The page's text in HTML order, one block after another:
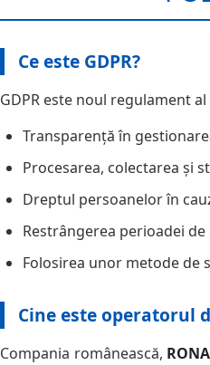
Ce este GDPR?
GDPR este noul regulament
Transparență în
Procesarea, colectarea și
Dreptul persoanelor în
Restrângerea perioadei
Folosirea unor metode de
Cine este operatorul
Compania românească,